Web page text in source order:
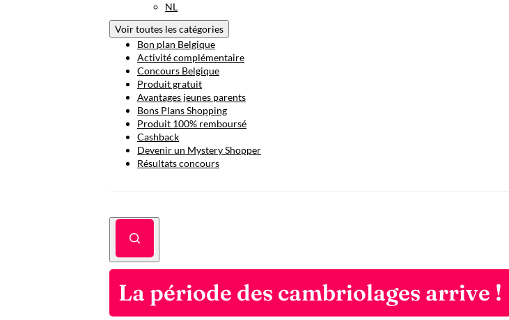
NL
Voir toutes les catégories
Bon plan Belgique
Activité complémentaire
Concours Belgique
Produit gratuit
Avantages jeunes parents
Bons Plans Shopping
Produit 100% remboursé
Cashback
Devenir un Mystery Shopper
Résultats concours
La période des cambriolages arrive !